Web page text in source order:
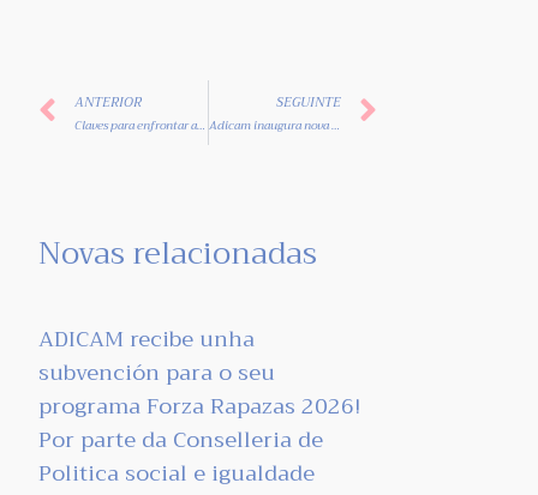
ANTERIOR
Claves para enfrontar a nova normalidade
SEGUINTE
Adicam inaugura nova sede en Vigo
Novas relacionadas
ADICAM recibe unha
subvención para o seu
programa Forza Rapazas 2026!
Por parte da Conselleria de
Politica social e igualdade